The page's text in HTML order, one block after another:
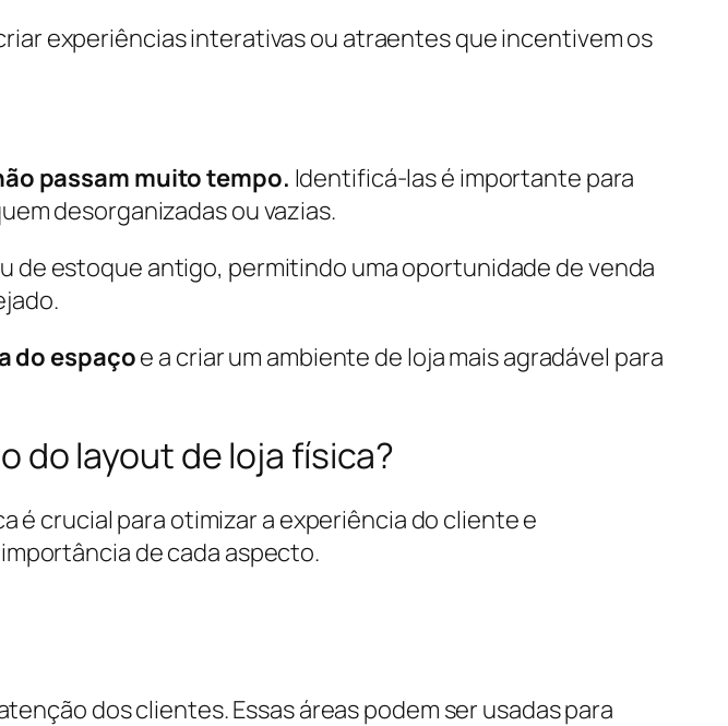
experiências interativas ou atraentes que incentivem os
passam muito tempo. Identificá-las é importante para
desorganizadas ou vazias.
de estoque antigo, permitindo uma oportunidade de venda
do espaçoe a criar um ambiente de loja mais agradável para
do layout de loja física?
é crucial para otimizar a experiência do cliente e
de cada aspecto.
dos clientes. Essas áreas podem ser usadas para